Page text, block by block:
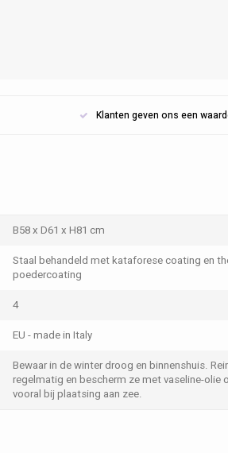
Klanten geven ons een
B58 x D61 x H81 cm
Staal behandeld met kataforese coating en
poedercoating
4
EU - made in Italy
Bewaar in de winter droog en binnenshuis.
regelmatig en bescherm ze met vaseline-olie
vooral bij plaatsing aan zee.